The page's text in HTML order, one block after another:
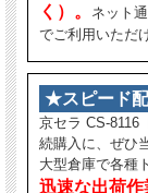
く）。
ネット
でご利用いただ
★スピード
京セラ CS-8116
続購入に、ぜひ
大型倉庫で各種
迅速な出荷作